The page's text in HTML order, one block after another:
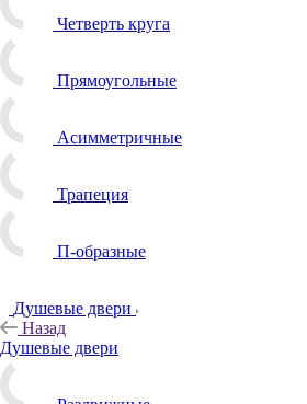
Четверть круга
Прямоугольные
Асимметричные
Трапеция
П-образные
Душевые двери
Назад
Душевые двери